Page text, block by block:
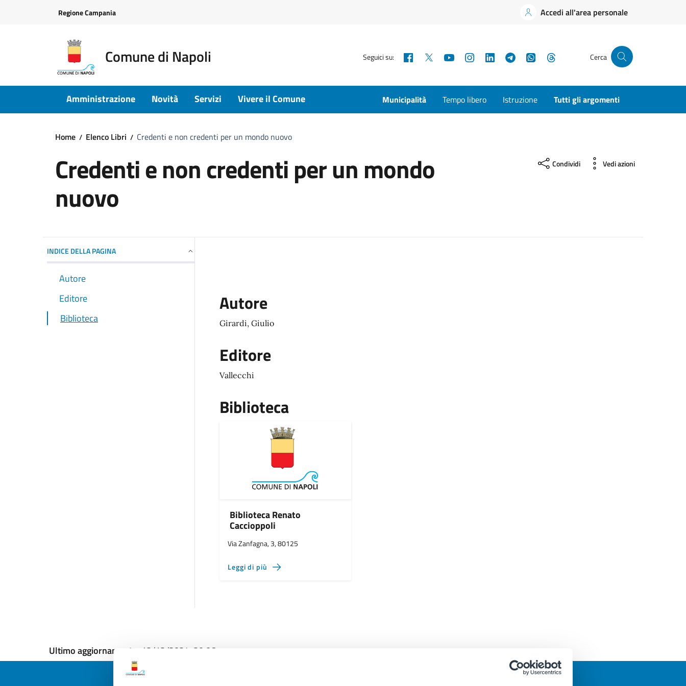
Regione Campania Accedi all'area personale
Comune di Napoli Seguici su: Facebook YouTubeInstagramLinkedInTelegramWhatsApp Cerca
Amministrazione Novità Servizi Vivere il Comune Municipalità Tempo libero Istruzione Tutti gli argomenti
Home Elenco Libri Credenti e non credenti per un mondo nuovo
Credenti e non credenti per un mondo
nuovo
Condividi Vedi azioni
INDICE DELLA PAGINA
Autore
Editore
Biblioteca
Autore
Girardi, Giulio
Editore
Vallecchi
Biblioteca
Biblioteca Renato
Caccioppoli
Via Zanfagna, 3, 80125
Leggi di più
Ultimo aggiornamento: 12/12/2024, 20:06